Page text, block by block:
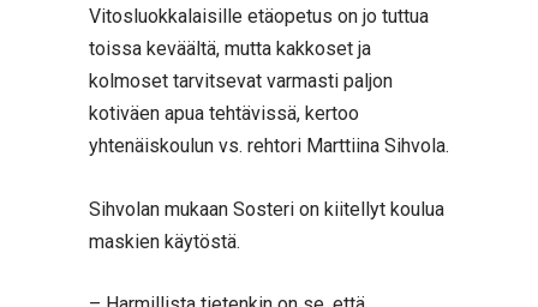
Vitosluokkalaisille etäopetus on jo tuttua
toissa keväältä, mutta kakkoset ja
kolmoset tarvitsevat varmasti paljon
kotiväen apua tehtävissä, kertoo
yhtenäiskoulun vs. rehtori Marttiina Sihvola.
Sihvolan mukaan Sosteri on kiitellyt koulua
maskien käytöstä.